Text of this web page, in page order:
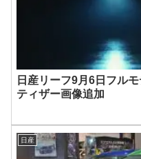
日産リーフ9月6日フル
ティザー画像追加
日産